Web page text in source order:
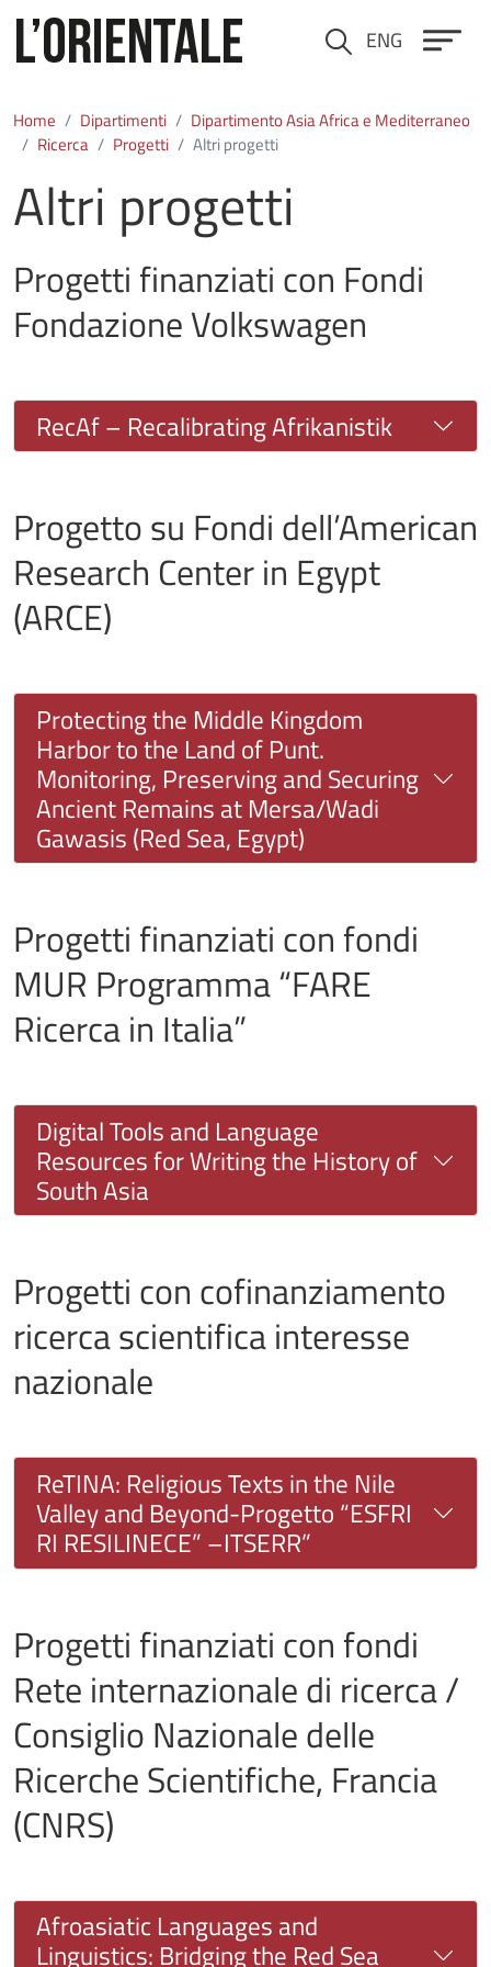
Cerca ENG
Home Dipartimenti
Dipartimento Asia Africa e Mediterraneo
Ricerca
Progetti Altri progetti
Altri progetti
Progetti finanziati con Fondi
Fondazione Volkswagen
RecAf – Recalibrating Afrikanistik
Progetto su Fondi dell’American
Research Center in Egypt
(ARCE)
Protecting the Middle Kingdom
Harbor to the Land of Punt.
Monitoring, Preserving and Securing
Ancient Remains at Mersa/Wadi
Gawasis (Red Sea, Egypt)
Progetti finanziati con fondi
MUR Programma “FARE
Ricerca in Italia”
Digital Tools and Language
Resources for Writing the History of
South Asia
Progetti con cofinanziamento
ricerca scientifica interesse
nazionale
ReTINA: Religious Texts in the Nile
Valley and Beyond-Progetto “ESFRI
RI RESILINECE” –ITSERR”
Progetti finanziati con fondi
Rete internazionale di ricerca /
Consiglio Nazionale delle
Ricerche Scientifiche, Francia
(CNRS)
Afroasiatic Languages and
Linguistics: Bridging the Red Sea